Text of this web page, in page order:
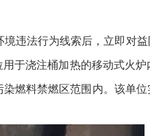
法行为线索后，立即对
于浇注桶加热的移动式火
燃料禁燃区范围内。该单